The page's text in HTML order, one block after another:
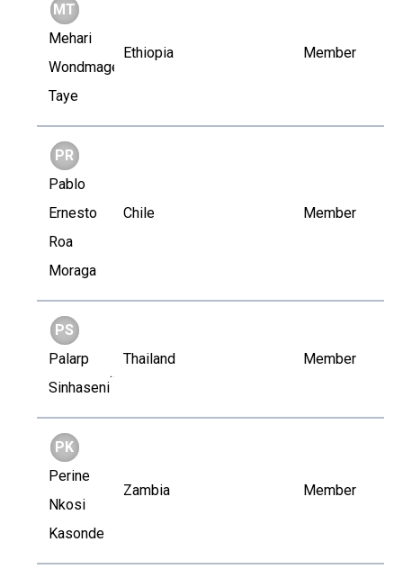
MT
Mehari
Wondmagegn
Taye
Ethiopia Member
PR
Pablo
Ernesto
Roa
Moraga
Chile Member
PS
Palarp
Sinhaseni
Thailand Member
PK
Perine
Nkosi
Kasonde
Zambia Member